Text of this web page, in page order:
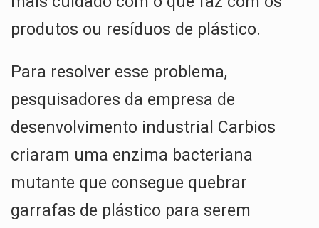
produtos ou resíduos de plástico.
Para resolver esse problema,
pesquisadores da empresa de
desenvolvimento industrial Carbios
criaram uma enzima bacteriana
mutante que consegue quebrar
garrafas de plástico para serem